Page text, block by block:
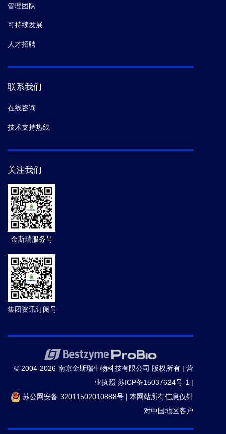
管理团队
可持续发展
人才招聘
联系我们
在线咨询
技术支持热线
关注我们
金斯瑞服务号
集团资讯订阅号
© 2004-2026 南京金斯瑞生物科技有限公司 版权所有 | 营
业执照 苏ICP备15037624号-1 |
苏公网安备 32011502010888号 | 本网站所有信息仅针
对中国地区客户